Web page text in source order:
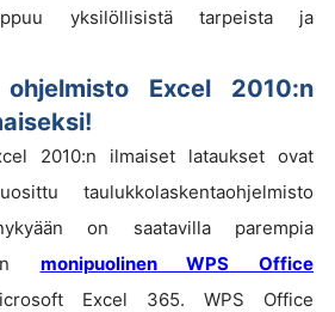
yksilöllisistä tarpeista ja
Excel 2010:n
2010:n ilmaiset lataukset ovat
taulukkolaskentaohjelmisto
on saatavilla parempia
monipuolinen WPS Office
Excel 365. WPS Office